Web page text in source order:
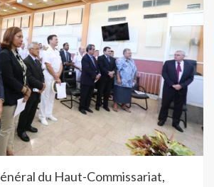
du Haut-Commissariat,